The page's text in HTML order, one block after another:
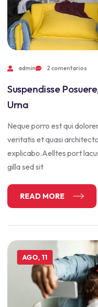
admin 2 comentarios
Suspendisse
Urna
Neque porro est qui
veritatis et quasi
explicabo.Aelltes port
gilla sed sit
READ MORE
AGO, 11